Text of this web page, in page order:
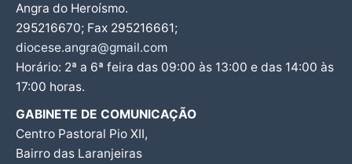
Angra do Heroísmo.
295216670; Fax 295216661;
diocese.angra@gmail.com
Horário: 2ª a 6ª feira das 09:00 às 13:00 e das 14:00 às
17:00 horas.
GABINETE DE COMUNICAÇÃO
Centro Pastoral Pio XII,
Bairro das Laranjeiras